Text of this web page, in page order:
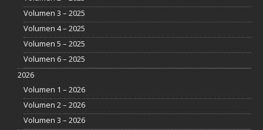
Volumen 3 – 2025
Volumen 4 – 2025
Volumen 5 – 2025
Volumen 6 – 2025
2026
Volumen 1 – 2026
Volumen 2 – 2026
Volumen 3 – 2026